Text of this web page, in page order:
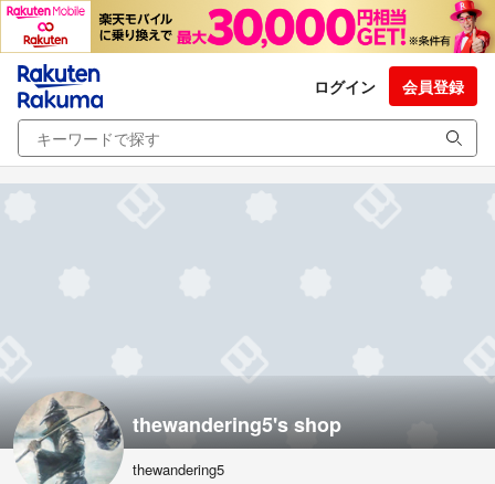
ログイン 会員登録
thewandering5's shop
thewandering5